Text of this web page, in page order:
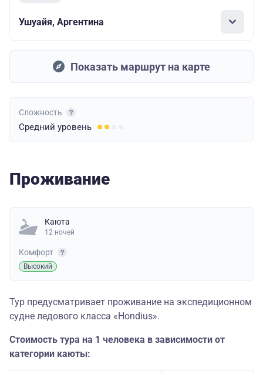
Ушуайя, Аргентина
Показать маршрут на карте
Сложность
Средний уровень
Проживание
Каюта
12 ночей
Комфорт
Высокий
Тур предусматривает проживание на экспедиционном
судне ледового класса «Hondius».
Стоимость тура на 1 человека в зависимости от
категории каюты: